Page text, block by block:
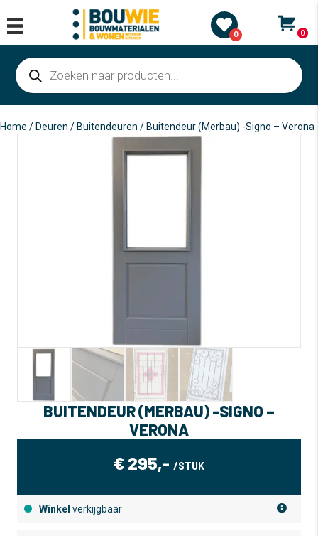
0 0
Producten
zoeken
Home / Deuren / Buitendeuren / Buitendeur (Merbau) -Signo – Verona
BUITENDEUR (MERBAU) -SIGNO –
VERONA
€ 295,- /STUK
Winkel verkijgbaar